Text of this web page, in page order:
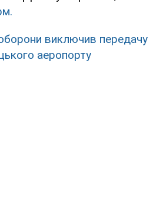
виключив передачу
аеропорту